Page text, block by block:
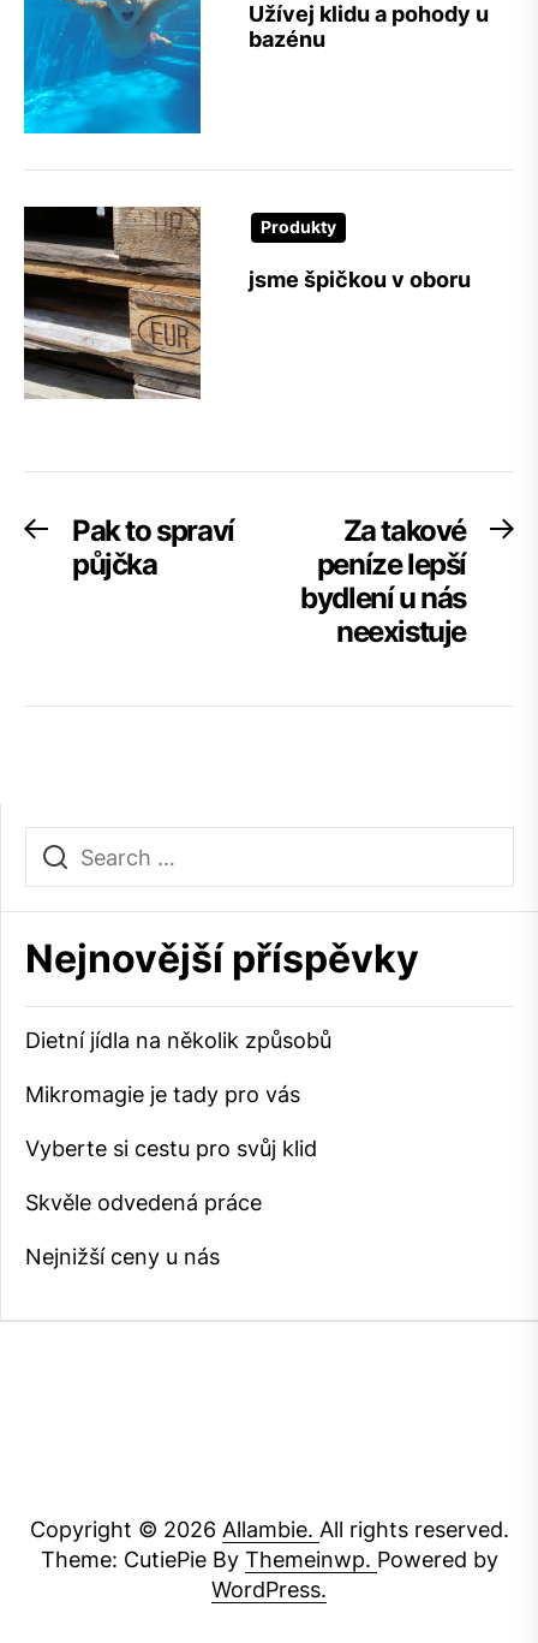
Užívej klidu a pohody u
bazénu
Produkty
jsme špičkou v oboru
Navigace
pro
Previous
post:
Pak to spraví
půjčka
Za takové
peníze lepší
bydlení u nás
neexistuje
Nejnovější příspěvky
Dietní jídla na několik způsobů
Mikromagie je tady pro vás
Vyberte si cestu pro svůj klid
Skvěle odvedená práce
Nejnižší ceny u nás
Copyright © 2026 Allambie. All rights reserved.
Theme: CutiePie By Themeinwp. Powered by
WordPress.